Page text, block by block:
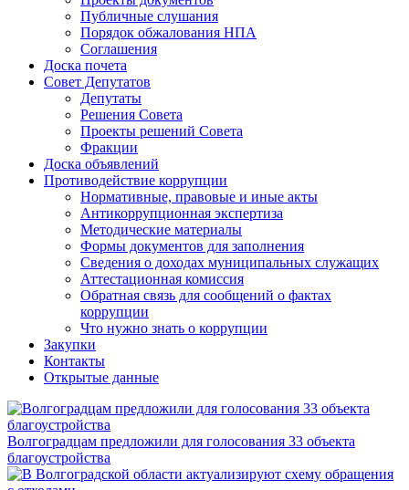
Публичные слушания
Порядок обжалования НПА
Соглашения
Доска почета
Совет Депутатов
Депутаты
Решения Совета
Проекты решений Совета
Фракции
Доска объявлений
Противодействие коррупции
Нормативные, правовые и иные акты
Антикоррупционная экспертиза
Методические материалы
Формы документов для заполнения
Сведения о доходах муниципальных служащих
Аттестационная комиссия
Обратная связь для сообщений о фактах
коррупции
Что нужно знать о коррупции
Закупки
Контакты
Открытые данные
Волгоградцам предложили для голосования 33 объекта
благоустройства